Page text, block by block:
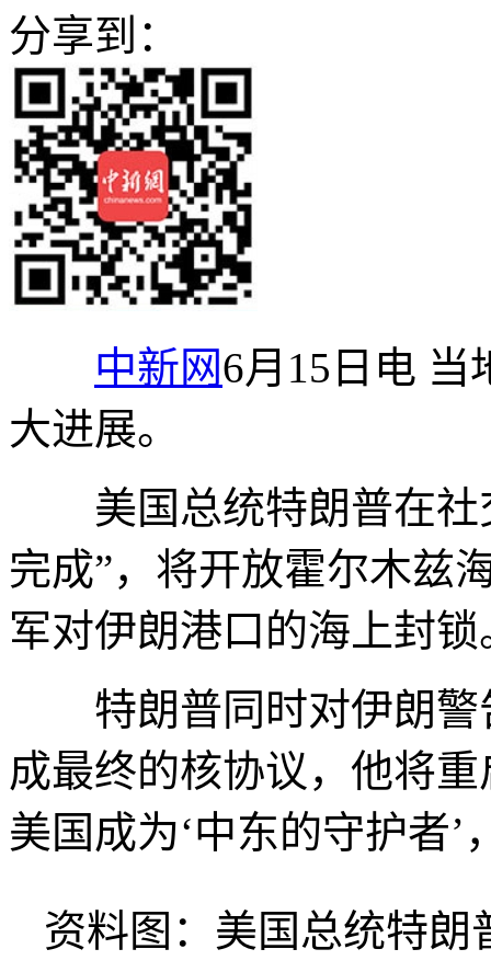
分享到：
中新网6月15日电 当
大进展。
美国总统特朗普在社
完成”，将开放霍尔木兹
军对伊朗港口的海上封锁
特朗普同时对伊朗警
成最终的核协议，他将
美国成为‘中东的守护者’
资料图：美国总统特朗